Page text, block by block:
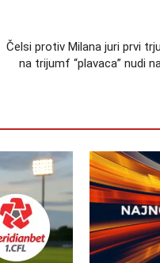
Čelsi protiv Milana juri prvi
na trijumf “plavaca” nudi